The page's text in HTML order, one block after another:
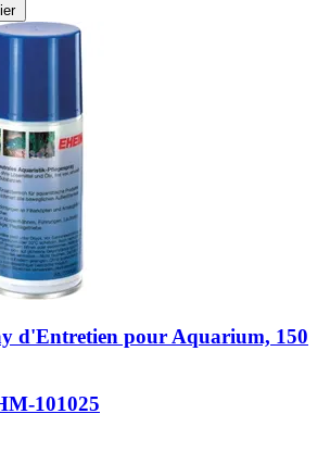
d'Entretien pour Aquarium, 150
101025